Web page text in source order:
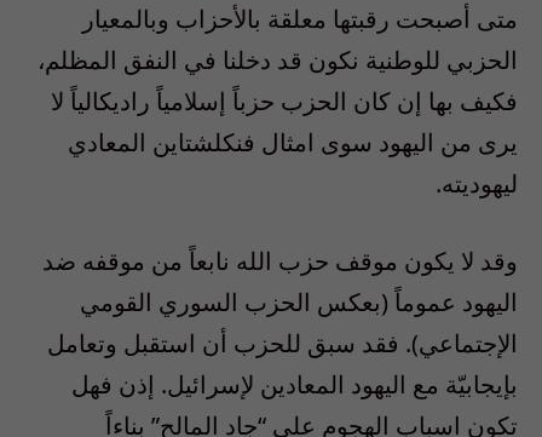
متى أصبحت رقبتها معلقة بالأحزاب وبالمعيار
الحزبي للوطنية نكون قد دخلنا في النفق المظلم،
فكيف بها إن كان الحزب حزباً إسلامياً راديكالياً لا
يرى من اليهود سوى امثال فنكلشتاين المعادي
ليهوديته.
وقد لا يكون موقف حزب الله نابعاً من موقفه ضد
اليهود عموماً (بعكس الحزب السوري القومي
الإجتماعي). فقد سبق للحزب أن استقبل وتعامل
بإيجابيّة مع اليهود المعادين لإسرائيل. إذن فهل
تكون اسباب الهجوم على “جاد المالح” بناءاً